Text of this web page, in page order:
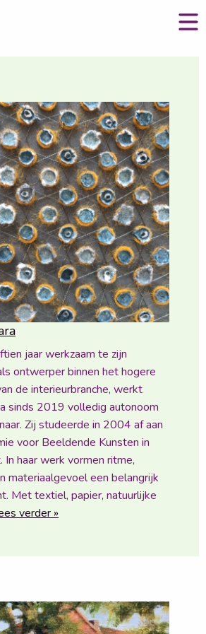
jaar werkzaam te zijn
ontwerper binnen het hogere
de interieurbranche, werkt
sinds 2019 volledig autonoom
Zij studeerde in 2004 af aan
voor Beeldende Kunsten in
In haar werk vormen ritme,
materiaalgevoel een belangrijk
Met textiel, papier, natuurlijke
verder »